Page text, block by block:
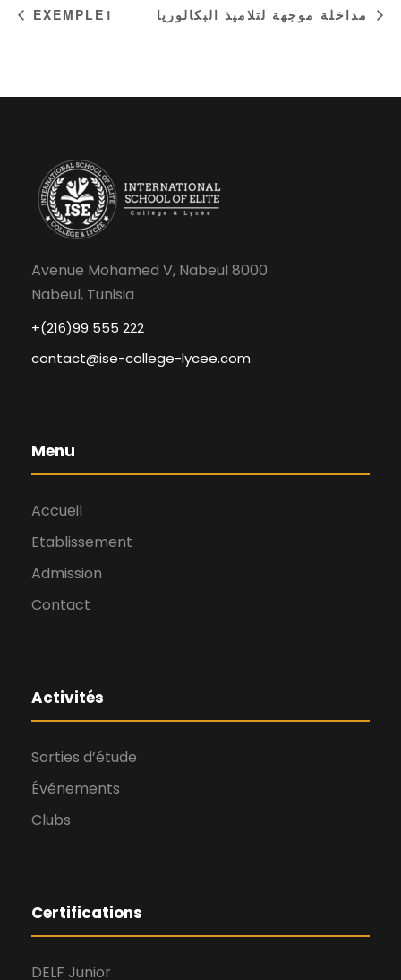
EXEMPLE1
Avenue Mohamed V, Nabeul 8000
Nabeul, Tunisia
+(216)99 555 222
contact@ise-college-lycee.com
Menu
Accueil
Etablissement
Admission
Contact
Activités
Sorties d’étude
Événements
Clubs
Certifications
DELF Junior